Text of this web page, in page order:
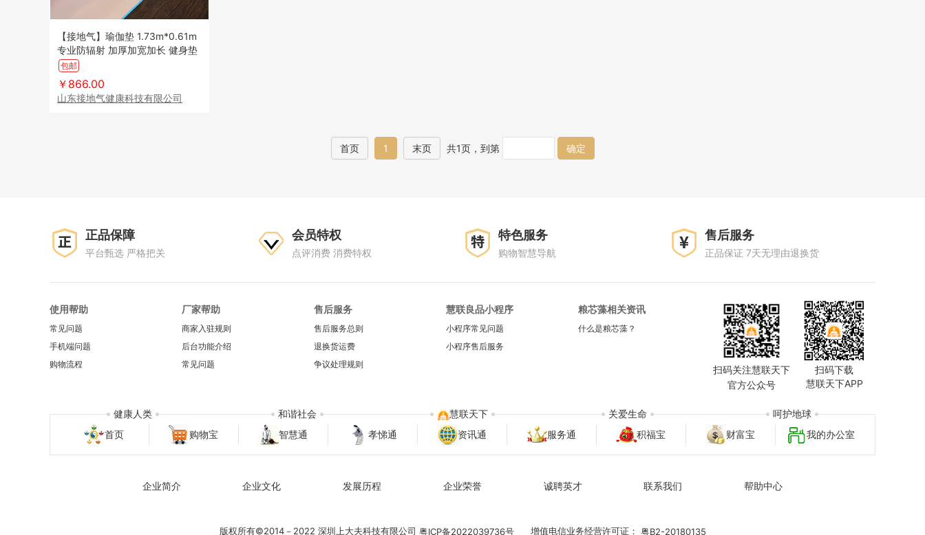
【接地气】瑜伽垫 1.73m*0.61m
专业防辐射 加厚加宽加长 健身垫
防静电 瑜珈孕妇康复垫
包邮
￥866.00
山东接地气健康科技有限公司
首页 1 末页 共1页，到第 确定
正品保障
平台甄选 严格把关
会员特权
点评消费 消费特权
特色服务
购物智慧导航
售后服务
正品保证 7天无理由退换货
使用帮助
常见问题
手机端问题
购物流程
厂家帮助
商家入驻规则
后台功能介绍
常见问题
售后服务
售后服务总则
退换货运费
争议处理规则
慧联良品小程序
小程序常见问题
小程序售后服务
粮芯藻相关资讯
什么是粮芯藻？
扫码关注慧联天下
官方公众号
扫码下载
慧联天下APP
首页 购物宝 智慧通 孝悌通 资讯通 服务通 积福宝 财富宝 我的办公室
健康人类 和谐社会 慧联天下 关爱生命 呵护地球
企业简介 企业文化 发展历程 企业荣誉 诚聘英才 联系我们 帮助中心
版权所有©2014－2022 深圳上大夫科技有限公司 粤ICP备2022039736号 增值电信业务经营许可证： 粤B2-20180135